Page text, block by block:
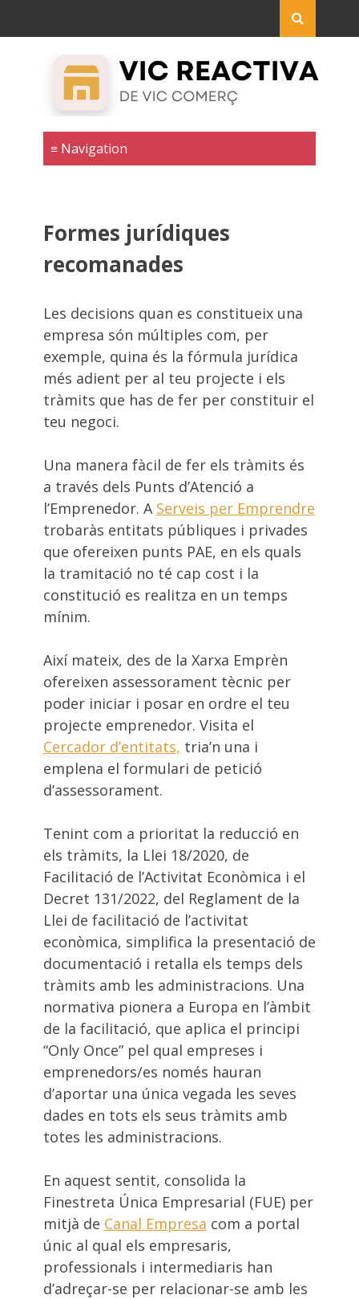
Formes jurídiques
recomanades
Les decisions quan es constitueix una
empresa són múltiples com, per
exemple, quina és la fórmula jurídica
més adient per al teu projecte i els
tràmits que has de fer per constituir el
teu negoci.
Una manera fàcil de fer els tràmits és
a través dels Punts d’Atenció a
l’Emprenedor. A Serveis per Emprendre
trobaràs entitats públiques i privades
que ofereixen punts PAE, en els quals
la tramitació no té cap cost i la
constitució es realitza en un temps
mínim.
Així mateix, des de la Xarxa Emprèn
ofereixen assessorament tècnic per
poder iniciar i posar en ordre el teu
projecte emprenedor. Visita el
Cercador d’entitats, tria’n una i
emplena el formulari de petició
d’assessorament.
Tenint com a prioritat la reducció en
els tràmits, la Llei 18/2020, de
Facilitació de l’Activitat Econòmica i el
Decret 131/2022, del Reglament de la
Llei de facilitació de l’activitat
econòmica, simplifica la presentació de
documentació i retalla els temps dels
tràmits amb les administracions. Una
normativa pionera a Europa en l’àmbit
de la facilitació, que aplica el principi
“Only Once” pel qual empreses i
emprenedors/es només hauran
d’aportar una única vegada les seves
dades en tots els seus tràmits amb
totes les administracions.
En aquest sentit, consolida la
Finestreta Única Empresarial (FUE) per
mitjà de Canal Empresa com a portal
únic al qual els empresaris,
professionals i intermediaris han
d’adreçar-se per relacionar-se amb les